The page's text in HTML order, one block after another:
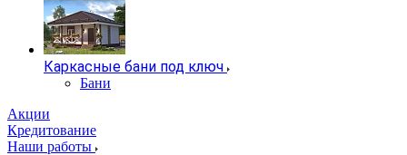
Каркасные бани под ключ
Бани
Акции
Кредитование
Наши работы